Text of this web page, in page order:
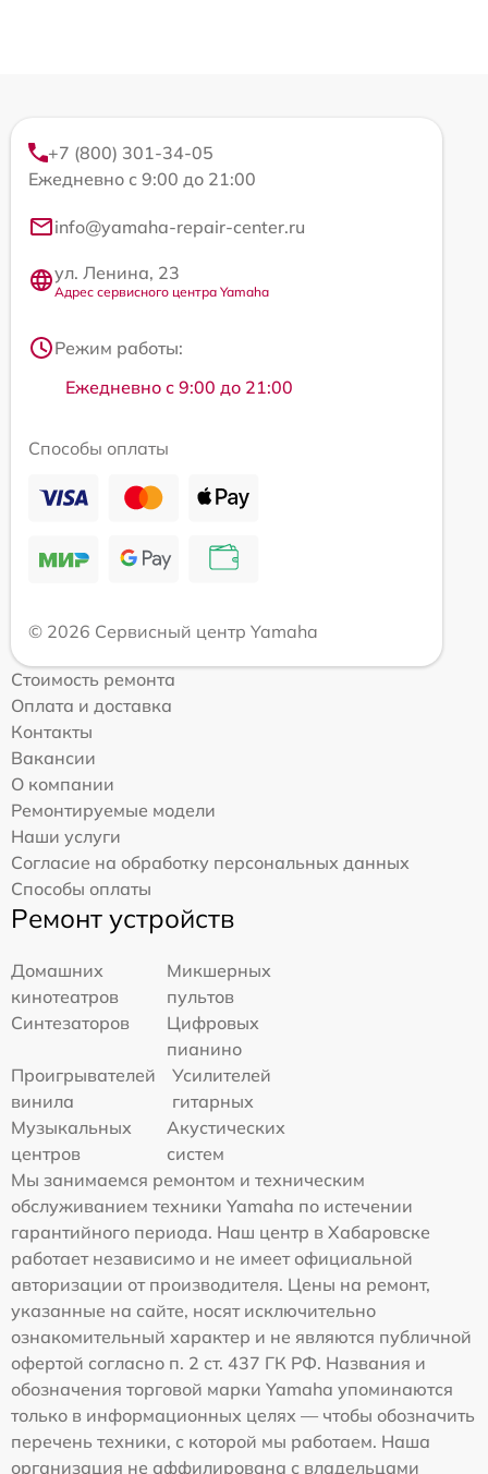
+7 (800) 301-34-05
Ежедневно с 9:00 до 21:00
info@yamaha-repair-center.ru
ул. Ленина, 23
Адрес сервисного центра Yamaha
Режим работы:
Ежедневно с 9:00 до 21:00
Способы оплаты
© 2026 Сервисный центр Yamaha
Стоимость ремонта
Оплата и доставка
Контакты
Вакансии
О компании
Ремонтируемые модели
Наши услуги
Согласие на обработку персональных данных
Способы оплаты
Ремонт устройств
Домашних
кинотеатров
Микшерных
пультов
Синтезаторов
Цифровых
пианино
Проигрывателей
винила
Усилителей
гитарных
Музыкальных
центров
Акустических
систем
Мы занимаемся ремонтом и техническим
обслуживанием техники Yamaha по истечении
гарантийного периода. Наш центр в Хабаровске
работает независимо и не имеет официальной
авторизации от производителя. Цены на ремонт,
указанные на сайте, носят исключительно
ознакомительный характер и не являются публичной
офертой согласно п. 2 ст. 437 ГК РФ. Названия и
обозначения торговой марки Yamaha упоминаются
только в информационных целях — чтобы обозначить
перечень техники, с которой мы работаем. Наша
организация не аффилирована с владельцами